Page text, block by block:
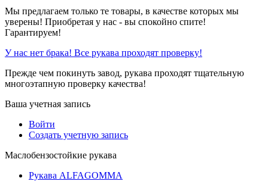
Мы предлагаем только те товары, в качестве которых мы
уверены! Приобретая у нас - вы спокойно спите!
Гарантируем!
У нас нет брака! Все рукава проходят проверку!
Прежде чем покинуть завод, рукава проходят тщательную
многоэтапную проверку качества!
Ваша учетная запись
Войти
Создать учетную запись
Маслобензостойкие рукава
Рукава ALFAGOMMA